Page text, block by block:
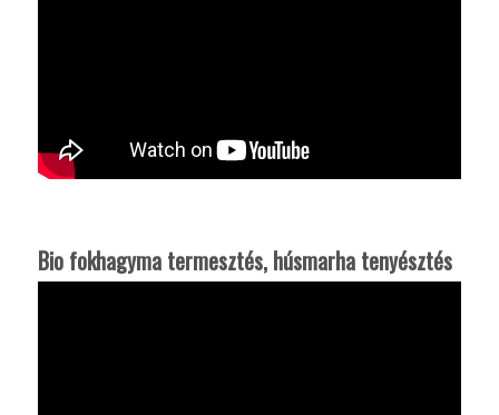
Bio fokhagyma termesztés, húsmarha tenyésztés